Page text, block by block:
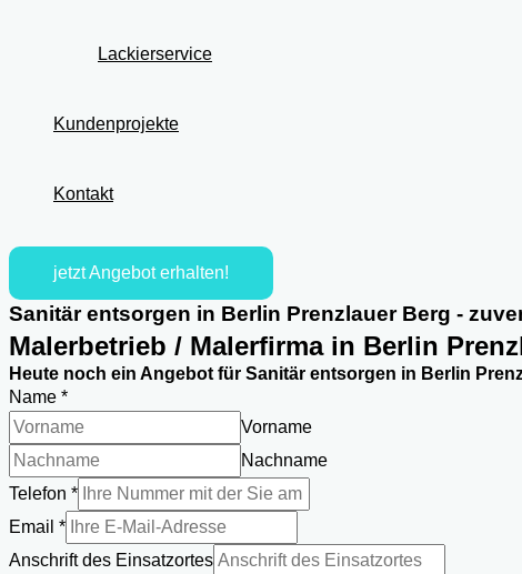
Lackierservice
Kundenprojekte
Kontakt
jetzt Angebot erhalten!
Sanitär entsorgen in Berlin Prenzlauer Berg -
Malerbetrieb / Malerfirma in Berlin
Heute noch ein Angebot für Sanitär entsorgen in Berlin
Name *
Vorname
Nachname
Telefon *
Email *
Anschrift des Einsatzortes